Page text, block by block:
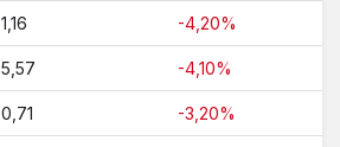
1,16 -4,20%
5,57 -4,10%
0,71 -3,20%